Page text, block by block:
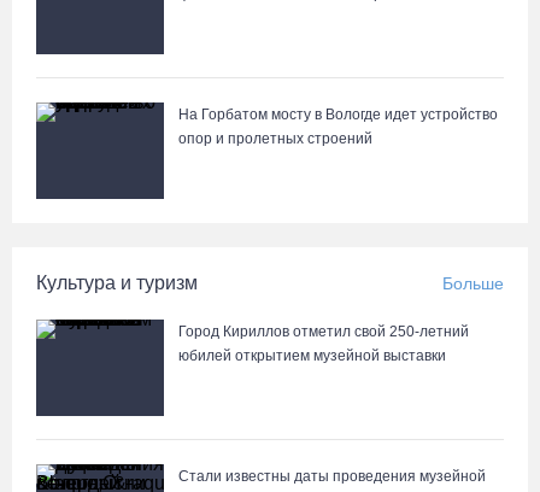
На Горбатом мосту в Вологде идет устройство
опор и пролетных строений
Культура и туризм Больше
Город Кириллов отметил свой 250-летний
юбилей открытием музейной выставки
Стали известны даты проведения музейной